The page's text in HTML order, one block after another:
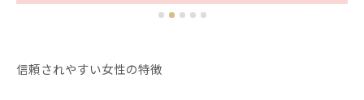
信頼されやすい女性の特徴